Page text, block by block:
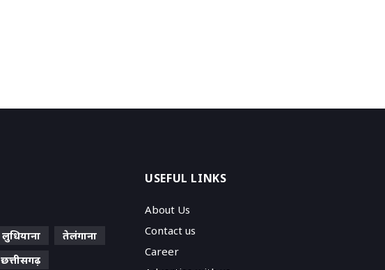
लुधियाना
तेलंगाना
छत्तीसगढ़
USEFUL LINKS
About Us
Contact us
Career